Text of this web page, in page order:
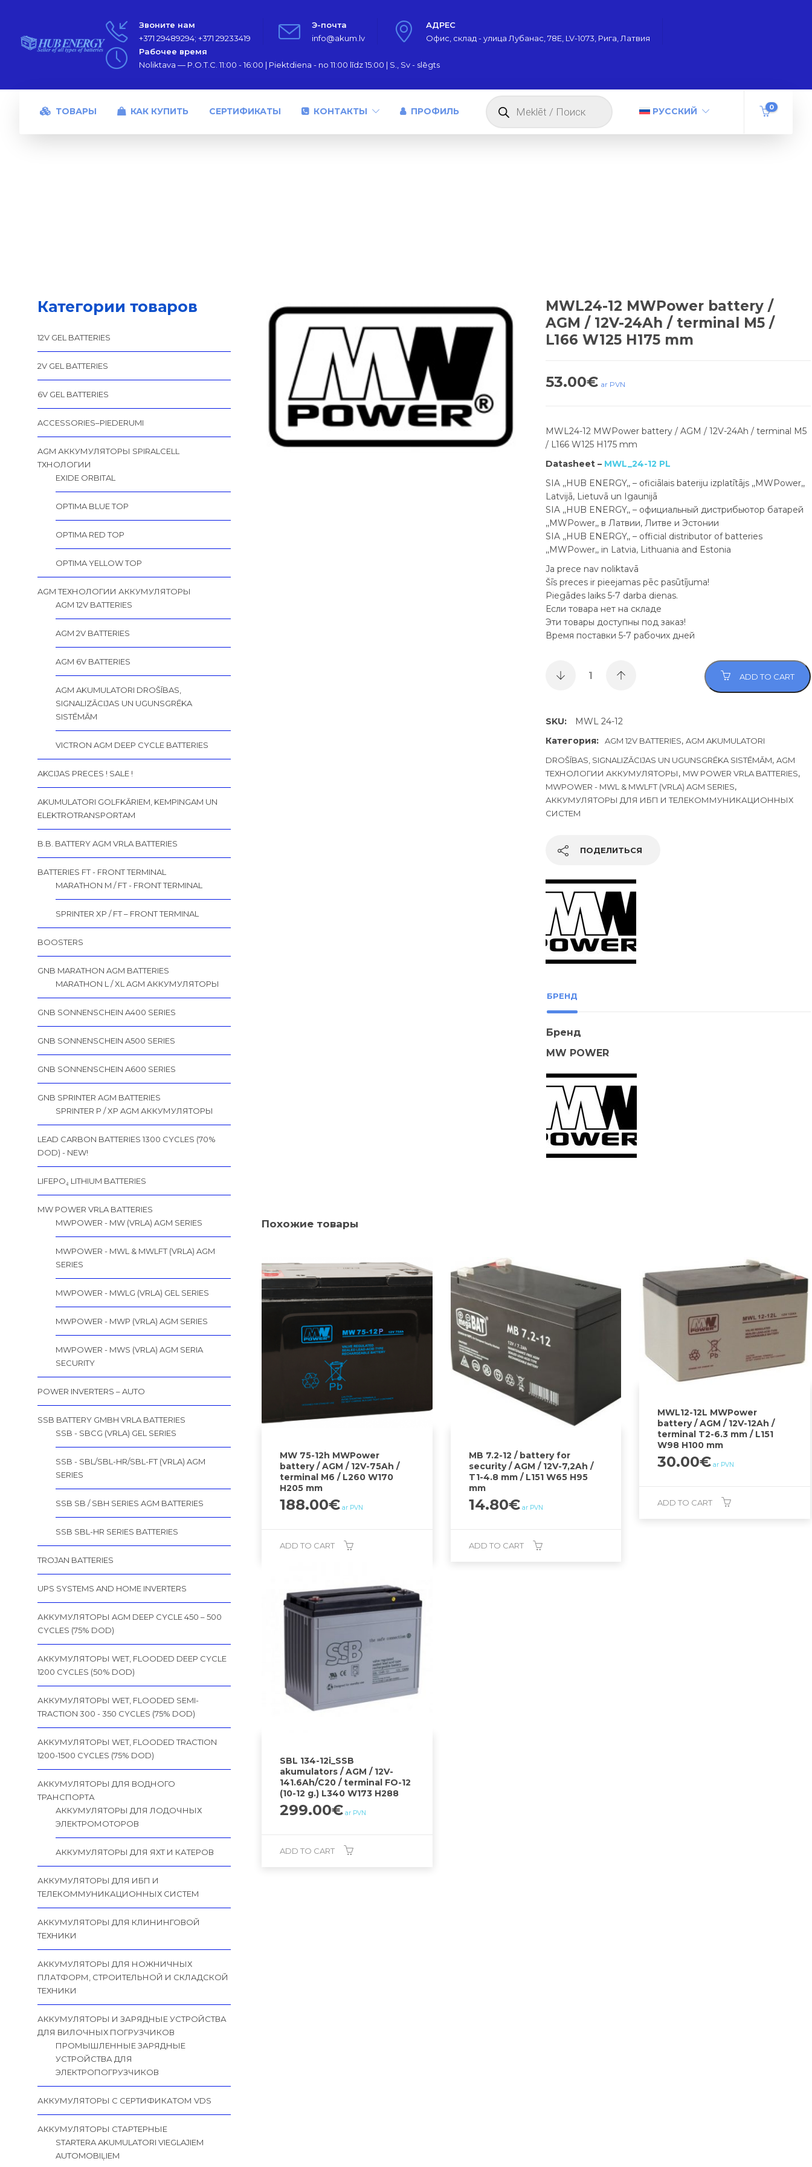
Звоните нам
+371 29489294; +371 29233419
Э-почта
info@akum.lv
АДРЕС
Офис, склад - улица Лубанас, 78Е, LV-1073, Рига, Латвия
Рабочее время
Noliktava — P.O.T.C. 11:00 - 16:00 | Piektdiena - no 11:00 līdz 15:00 | S., Sv - slēgts
ТОВАРЫ КАК КУПИТЬ СЕРТИФИКАТЫ КОНТАКТЫ ПРОФИЛЬ
Поиск
товаров РУССКИЙ 0
MWL24-12 MWPower battery /
AGM / 12V-24Ah / terminal M5 /
L166 W125 H175 mm
53.00€ ar PVN
MWL24-12 MWPower battery / AGM / 12V-24Ah / terminal M5
/ L166 W125 H175 mm
Datasheet – MWL_24-12 PL
SIA ,,HUB ENERGY,, – oficiālais bateriju izplatītājs ,,MWPower,,
Latvijā, Lietuvā un Igaunijā
SIA ,,HUB ENERGY,, – официальный дистрибьютор батарей
,,MWPower,, в Латвии, Литве и Эстонии
SIA ,,HUB ENERGY,, – official distributor of batteries
,,MWPower,, in Latvia, Lithuania and Estonia
Ja prece nav noliktavā
Šīs preces ir pieejamas pēc pasūtījuma!
Piegādes laiks 5-7 darba dienas.
Если товара нет на складе
Эти товары доступны под заказ!
Время поставки 5-7 рабочих дней
ADD TO CART
SKU:
MWL 24-12
Категория:
AGM 12V BATTERIES, AGM AKUMULATORI
DROŠĪBAS, SIGNALIZĀCIJAS UN UGUNSGRĒKA SISTĒMĀM, AGM
ТЕХНОЛОГИИ АККУМУЛЯТОРЫ, MW POWER VRLA BATTERIES,
MWPOWER - MWL & MWLFT (VRLA) AGM SERIES,
АККУМУЛЯТОРЫ ДЛЯ ИБП И ТЕЛЕКОММУНИКАЦИОННЫХ
СИСТЕМ
ПОДЕЛИТЬСЯ
БРЕНД
Бренд
MW POWER
Похожие товары
MW 75-12h MWPower
battery / AGM / 12V-75Ah /
terminal M6 / L260 W170
H205 mm
188.00€ ar PVN
ADD TO CART
MB 7.2-12 / battery for
security / AGM / 12V-7,2Ah /
T1-4.8 mm / L151 W65 H95
mm
14.80€ ar PVN
ADD TO CART
MWL12-12L MWPower
battery / AGM / 12V-12Ah /
terminal T2-6.3 mm / L151
W98 H100 mm
30.00€ ar PVN
ADD TO CART
SBL 134-12i_SSB
akumulators / AGM / 12V-
141.6Ah/C20 / terminal FO-12
(10-12 g.) L340 W173 H288
299.00€ ar PVN
ADD TO CART
Категории товаров
12V GEL BATTERIES
2V GEL BATTERIES
6V GEL BATTERIES
ACCESSORIES–PIEDERUMI
AGM АККУМУЛЯТОРЫ SPIRALCELL
TХНОЛОГИИ
EXIDE ORBITAL
OPTIMA BLUE TOP
OPTIMA RED TOP
OPTIMA YELLOW TOP
AGM ТЕХНОЛОГИИ АККУМУЛЯТОРЫ
AGM 12V BATTERIES
AGM 2V BATTERIES
AGM 6V BATTERIES
AGM AKUMULATORI DROŠĪBAS,
SIGNALIZĀCIJAS UN UGUNSGRĒKA
SISTĒMĀM
VICTRON AGM DEEP CYCLE BATTERIES
AKCIJAS PRECES ! SALE !
AKUMULATORI GOLFKĀRIEM, KEMPINGAM UN
ELEKTROTRANSPORTAM
B.B. BATTERY AGM VRLA BATTERIES
BATTERIES FT - FRONT TERMINAL
MARATHON M / FT - FRONT TERMINAL
SPRINTER XP / FT – FRONT TERMINAL
BOOSTERS
GNB MARATHON AGM BATTERIES
MARATHON L / XL AGM АККУМУЛЯТОРЫ
GNB SONNENSCHEIN A400 SERIES
GNB SONNENSCHEIN A500 SERIES
GNB SONNENSCHEIN A600 SERIES
GNB SPRINTER AGM BATTERIES
SPRINTER P / XP AGM АККУМУЛЯТОРЫ
LEAD CARBON BATTERIES 1300 CYCLES (70%
DOD) - NEW!
LIFEPO₄ LITHIUM BATTERIES
MW POWER VRLA BATTERIES
MWPOWER - MW (VRLA) AGM SERIES
MWPOWER - MWL & MWLFT (VRLA) AGM
SERIES
MWPOWER - MWLG (VRLA) GEL SERIES
MWPOWER - MWP (VRLA) AGM SERIES
MWPOWER - MWS (VRLA) AGM SERIA
SECURITY
POWER INVERTERS – AUTO
SSB BATTERY GMBH VRLA BATTERIES
SSB - SBCG (VRLA) GEL SERIES
SSB - SBL/SBL-HR/SBL-FT (VRLA) AGM
SERIES
SSB SB / SBH SERIES AGM BATTERIES
SSB SBL-HR SERIES BATTERIES
TROJAN BATTERIES
UPS SYSTEMS AND HOME INVERTERS
АККУМУЛЯТОРЫ AGM DEEP CYCLE 450 – 500
CYCLES (75% DOD)
АККУМУЛЯТОРЫ WET, FLOODED DEEP CYCLE
1200 CYCLES (50% DOD)
АККУМУЛЯТОРЫ WET, FLOODED SEMI-
TRACTION 300 - 350 CYCLES (75% DOD)
АККУМУЛЯТОРЫ WET, FLOODED TRACTION
1200-1500 CYCLES (75% DOD)
АККУМУЛЯТОРЫ ДЛЯ ВОДНОГО
ТРАНСПОРТА
АККУМУЛЯТОРЫ ДЛЯ ЛОДОЧНЫХ
ЭЛЕКТРОМОТОРОВ
АККУМУЛЯТОРЫ ДЛЯ ЯХТ И КАТЕРОВ
АККУМУЛЯТОРЫ ДЛЯ ИБП И
ТЕЛЕКОММУНИКАЦИОННЫХ СИСТЕМ
АККУМУЛЯТОРЫ ДЛЯ КЛИНИНГОВОЙ
ТЕХНИКИ
АККУМУЛЯТОРЫ ДЛЯ НОЖНИЧНЫХ
ПЛАТФОРМ, СТРОИТЕЛЬНОЙ И СКЛАДСКОЙ
ТЕХНИКИ
АККУМУЛЯТОРЫ И ЗАРЯДНЫЕ УСТРОЙСТВА
ДЛЯ ВИЛОЧНЫХ ПОГРУЗЧИКОВ
ПРОМЫШЛЕННЫЕ ЗАРЯДНЫЕ
УСТРОЙСТВА ДЛЯ
ЭЛЕКТРОПОГРУЗЧИКОВ
АККУМУЛЯТОРЫ С СЕРТИФИКАТОМ VDS
АККУМУЛЯТОРЫ СТАРТЕРНЫЕ
STARTERA AKUMULATORI VIEGLAJIEM
AUTOMOBIĻIEM